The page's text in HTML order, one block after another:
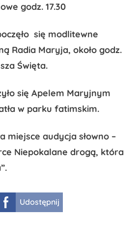
godz. 17.30
się modlitewne
Radia Maryja, około godz.
Święta.
się Apelem Maryjnym
w parku fatimskim.
miejsce audycja słowno –
Niepokalane drogą, która
Udostępnij